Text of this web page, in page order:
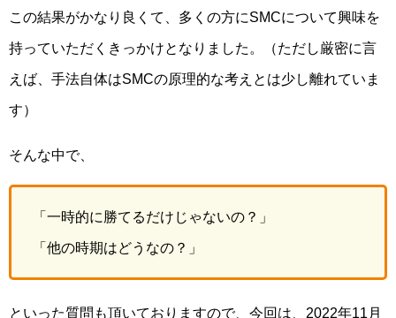
この結果がかなり良くて、多くの方にSMCについて興味を
持っていただくきっかけとなりました。（ただし厳密に言
えば、手法自体はSMCの原理的な考えとは少し離れていま
す）
そんな中で、
「一時的に勝てるだけじゃないの？」
「他の時期はどうなの？」
といった質問も頂いておりますので、今回は、2022年11月